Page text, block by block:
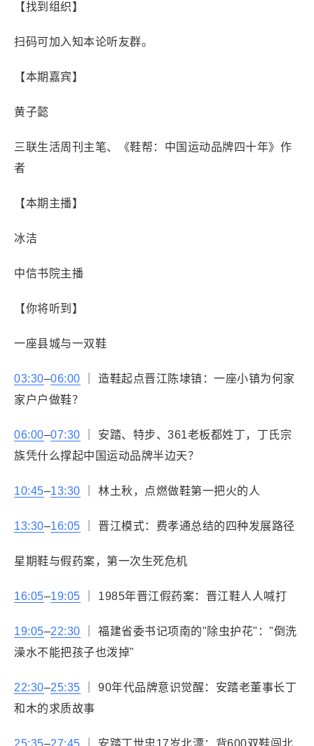
【找到组织】
扫码可加入知本论听友群。
【本期嘉宾】
黄子懿
三联生活周刊主笔、《鞋帮：中国运动品牌四十年》作
者
【本期主播】
冰洁
中信书院主播
【你将听到】
一座县城与一双鞋
03:30–06:00 ｜ 造鞋起点晋江陈埭镇：一座小镇为何家
家户户做鞋？
06:00–07:30 ｜ 安踏、特步、361老板都姓丁，丁氏宗
族凭什么撑起中国运动品牌半边天？
10:45–13:30 ｜ 林土秋，点燃做鞋第一把火的人
13:30–16:05 ｜ 晋江模式：费孝通总结的四种发展路径
星期鞋与假药案，第一次生死危机
16:05–19:05 ｜ 1985年晋江假药案：晋江鞋人人喊打
19:05–22:30 ｜ 福建省委书记项南的"除虫护花"："倒洗
澡水不能把孩子也泼掉"
22:30–25:35 ｜ 90年代品牌意识觉醒：安踏老董事长丁
和木的求质故事
25:35–27:45 ｜ 安踏丁世忠17岁北漂：背600双鞋闯北